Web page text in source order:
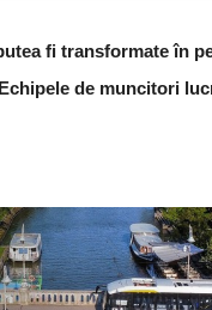
fi transformate în
de muncitori